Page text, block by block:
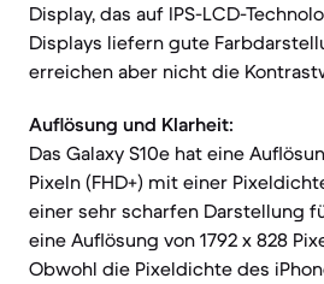
Display, das auf IPS-LCD-
Displays liefern gute
erreichen aber nicht die
Auflösung und Klarheit:
Das Galaxy S10e hat eine
Pixeln (FHD+) mit einer
einer sehr scharfen Darstellung
eine Auflösung von 1792 x 828
Obwohl die Pixeldichte des